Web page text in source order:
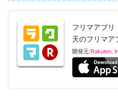
フリマアプリ
天のフリマア
開発元: Rakuten,